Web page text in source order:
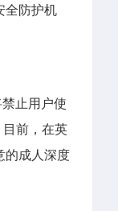
全防护机
止用户使
前，在英
的成人深度